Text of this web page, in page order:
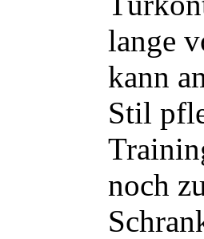
lange
kann
Stil
noch